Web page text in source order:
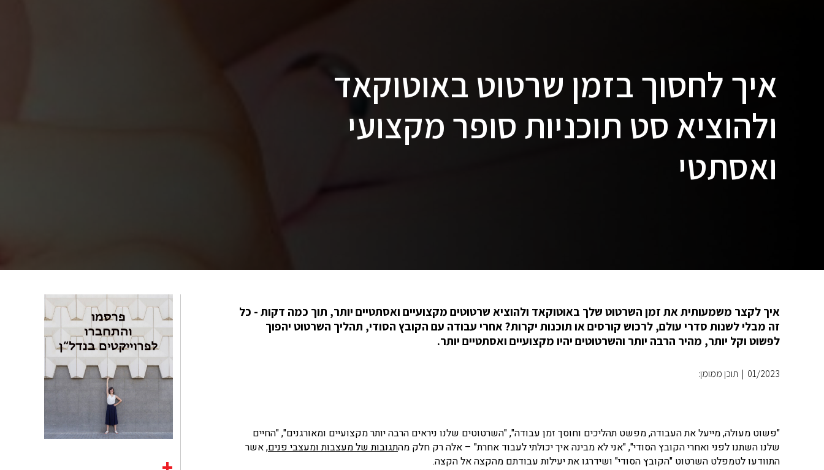
איך לחסוך בזמן שרטוט באוטוקאד
ולהוציא סט תוכניות סופר מקצועי
ואסתטי
איך לקצר משמעותית את זמן השרטוט שלך באוטוקאד ולהוציא שרטוטים מקצועיים ואסתטיים יותר, תוך כמה דקות - כל
זה מבלי לשנות סדרי עולם, לרכוש קורסים או תוכנות יקרות? אחרי עבודה עם הקובץ הסודי, תהליך השרטוט יהפוך
לפשוט וקל יותר, מהיר הרבה יותר והשרטוטים יהיו מקצועיים ואסתטיים יותר.
01/2023
| תוכן ממומן:
"פשוט מעולה, מייעל את העבודה, מפשט תהליכים וחוסך זמן עבודה", "השרטוטים שלנו ניראים הרבה יותר מקצועיים ומאורגנים", "החיים
שלנו השתנו לפני ואחרי הקובץ הסודי", "אני לא מבינה איך יכולתי לעבוד אחרת" – אלה רק חלק מהתגובות של מעצבות ומעצבי פנים, אשר
התוודעו לטמפלט השרטוט "הקובץ הסודי" ושידרגו את יעילות עבודתם מהקצה אל הקצה.